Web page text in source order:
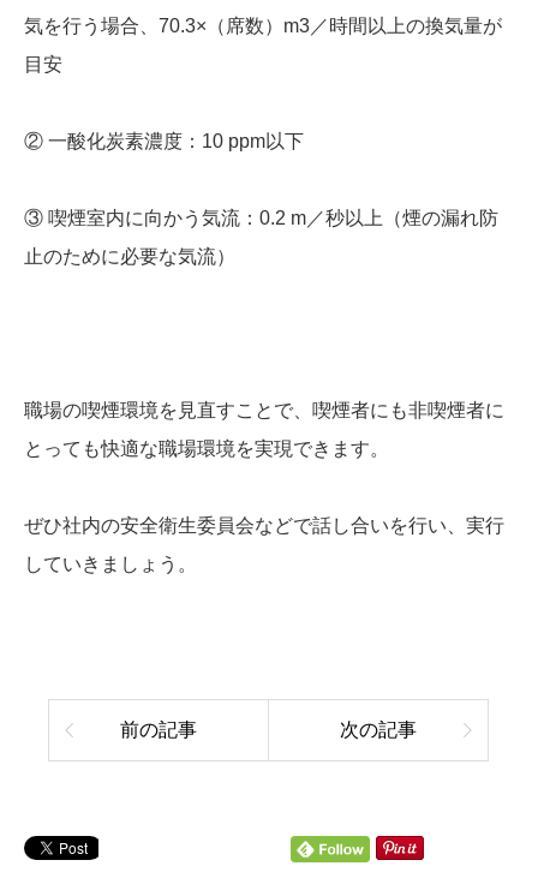
気を行う場合、70.3×（席数）m3／時間以上の換気量が
目安
② 一酸化炭素濃度：10 ppm以下
③ 喫煙室内に向かう気流：0.2 m／秒以上（煙の漏れ防
止のために必要な気流）
職場の喫煙環境を見直すことで、喫煙者にも非喫煙者に
とっても快適な職場環境を実現できます。
ぜひ社内の安全衛生委員会などで話し合いを行い、実行
していきましょう。
前の記事 次の記事